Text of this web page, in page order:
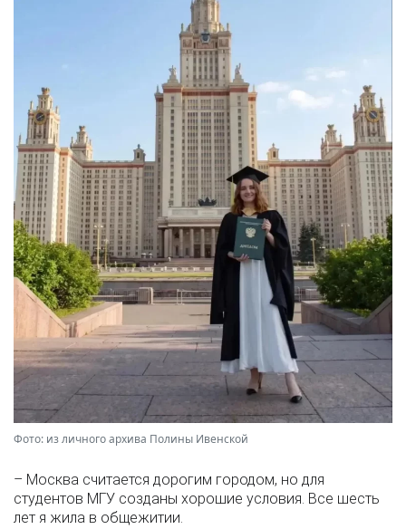
Фото: из личного архива Полины Ивенской
– Москва считается дорогим городом, но для
студентов МГУ созданы хорошие условия. Все шесть
лет я жила в общежитии.